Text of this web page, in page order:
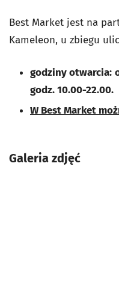
Best Market jest na
Kameleon, u zbiegu
godziny otwarcia:
godz. 10.00-22.00.
W Best Market
Galeria zdjęć